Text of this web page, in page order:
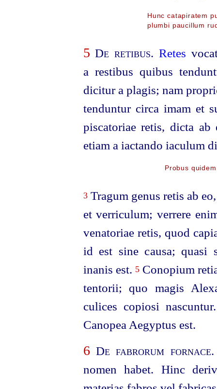
Hunc catapiratem
plumbi paucillum
5 De retibus. Retes
a restibus quibus
dicitur a plagis; nam
tenduntur circa imam et
piscatoriae retis, dicta
etiam a iactando iaculum
Probus
3Tragum genus retis ab
et verriculum; verrere
venatoriae retis, quod
id est sine causa; quasi
inanis est. 5Conopium
tentorii; quo magis
culices copiosi
Canopea Aegyptus est.
6 De fabrorum fornace
nomen habet. Hinc